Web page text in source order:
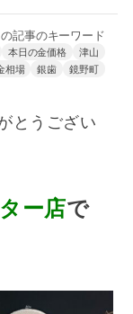
記事のキーワード
本日の金価格
津山
相場 銀歯 鏡野町
とうござい
ー店で